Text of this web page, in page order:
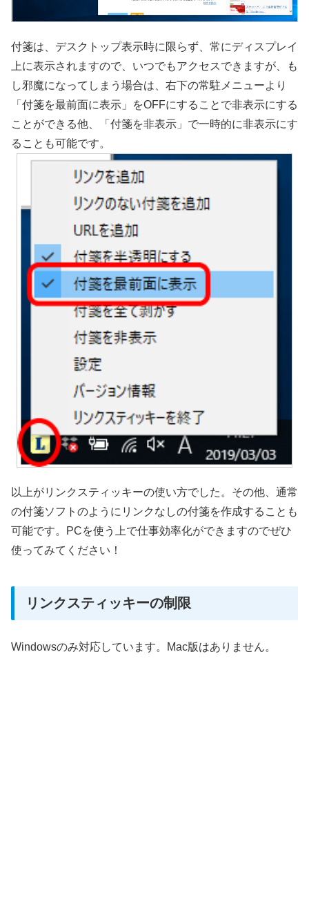
付箋は、デスクトップ表示時に限らず、常にディスプレイ
上に表示されますので、いつでもアクセスできますが、も
し邪魔になってしまう場合は、右下の常駐メニューより
「付箋を最前面に表示」をOFFにすることで非表示にする
ことができる他、「付箋を非表示」で一時的に非表示にす
ることも可能です。
以上がリンクスティッキーの使い方でした。 その他、通常
の付箋ソフトのようにリンクなしの付箋を作成する ことも
可能です。PCを使う上で仕事効率化ができますのでぜひ
使ってみてください！
リンクスティッキーの制限
Windowsのみ対応しています。Mac版はありません。